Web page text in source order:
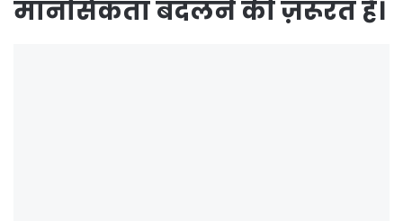
मानसिकता बदलने की ज़रूरत है।